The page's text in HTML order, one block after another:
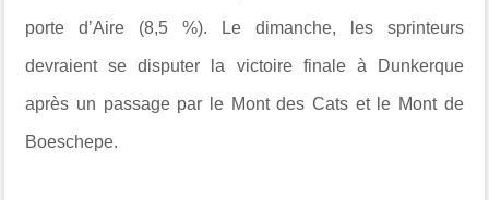
porte d’Aire (8,5 %). Le dimanche, les sprinteurs
devraient se disputer la victoire finale à Dunkerque
après un passage par le Mont des Cats et le Mont de
Boeschepe.